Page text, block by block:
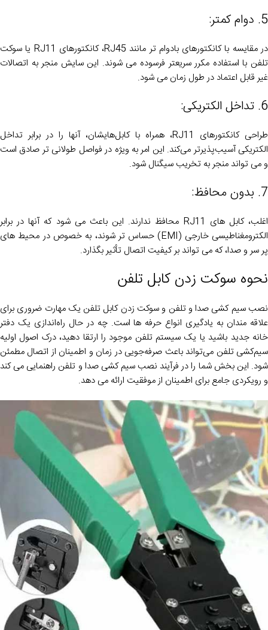
5. دوام کمتر:
در مقایسه با کانکتورهای بادوام تر مانند RJ45، کانکتورهای RJ11 یا سوکت
تلفن با استفاده مکرر سریعتر فرسوده می شوند. این سایش منجر به اتصالات
غیر قابل اعتماد در طول زمان می شود.
6. تداخل الکتریکی:
طراحی کانکتورهای RJ11، همراه با کابل‌هایشان، آنها را در برابر تداخل
الکتریکی آسیب‌پذیرتر می‌کند. این امر به ویژه در فواصل طولانی تر صادق است
و می تواند منجر به تخریب سیگنال شود.
7. بدون محافظ:
اغلب، کابل های RJ11 محافظ ندارند. این باعث می شود که آنها در برابر
الکترومغناطیسی خارجی (EMI) حساس تر شوند، به خصوص در محیط های
پر سر و صدا، که می تواند بر کیفیت اتصال تأثیر بگذارد.
نحوه سوکت زدن کابل تلفن
نصب سیم کشی صدا و تلفن و سوکت زدن کابل تلفن یک مهارت ضروری برای
علاقه مندان به یادگیری انواع حرفه ها است. چه در حال راه‌اندازی یک دفتر
خانه جدید باشید یا یک سیستم تلفن موجود را ارتقا دهید، درک اصول اولیه
سیم‌کشی تلفن می‌تواند باعث صرفه‌جویی در زمان و اطمینان از اتصال مطمئن
شود. این بخش شما را در فرآیند نصب سیم کشی صدا و تلفن راهنمایی می کند
و رویکردی جامع برای اطمینان از موفقیت ارائه می دهد.